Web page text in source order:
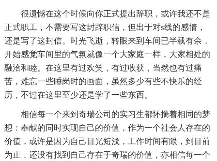
很遗憾在这个时候向你正式提出辞职，或许我还不是
正式职工，不需要写这封辞职信，但出于对s线的感情，
还是写了这封信。时光飞逝，转眼来到车间已半载有余，
开始感觉车间里的气氛就像一个大家庭一样，大家相处的
融洽和睦。在这里有过欢笑，有过收获，当然也有过痛
苦，难忘一些睡岗时的画面，虽然多少有些不快乐的经
历，不过在这里至少还是学了一些东西。
相信每一个来到奇瑞公司的实习生都怀揣着相同的梦
想：奉献的同时实现自己的价值，作为一个社会人存在的
价值，或许是因为自己目光短浅，工作时间有限，到目前
为止，还没有找到自己存在于奇瑞的价值，亦相信每一个